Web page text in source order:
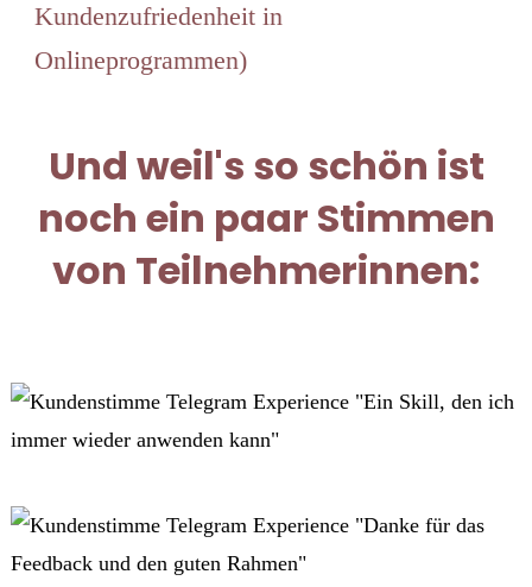
Kundenzufriedenheit in
Onlineprogrammen)
Und weil's so schön ist
noch ein paar Stimmen
von Teilnehmerinnen: